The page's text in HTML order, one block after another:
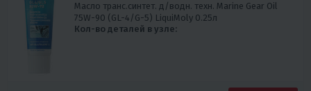
Масло транс.синтет. д/водн. техн. Marine Gear Oil
75W-90 (GL-4/G-5) LiquiMoly 0.25л
Кол-во деталей в узле: